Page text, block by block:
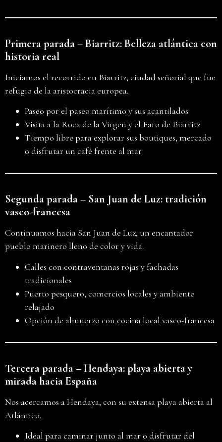
Primera parada – Biarritz: Belleza atlántica con
historia real
Iniciamos el recorrido en Biarritz, ciudad señorial que fue
refugio de la aristocracia europea.
Paseo por el paseo marítimo y sus acantilados
Visita a la Roca de la Virgen y el Faro de Biarritz
Tiempo libre para explorar sus boutiques, mercado
o disfrutar un café frente al mar
Segunda parada – San Juan de Luz: tradición
vasco-francesa
Continuamos hacia San Juan de Luz, un encantador
pueblo marinero lleno de color y vida.
Calles con contraventanas rojas y fachadas
tradicionales
Puerto pesquero, comercios locales y ambiente
relajado
Opción de almuerzo con cocina local vasco-francesa
Tercera parada – Hendaya: playa abierta y
mirada hacia España
Nos acercamos a Hendaya, con su extensa playa abierta al
Atlántico.
Ideal para caminar junto al mar o disfrutar del